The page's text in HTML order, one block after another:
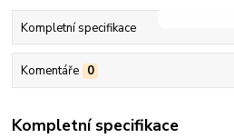
Kompletní specifikace
Komentáře 0
Kompletní specifikace